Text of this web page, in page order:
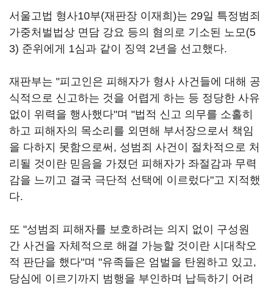
서울고법 형사10부(재판장 이재희)는 29일 특정범죄
가중처벌법상 면담 강요 등의 혐의로 기소된 노모(5
3) 준위에게 1심과 같이 징역 2년을 선고했다.
재판부는 "피고인은 피해자가 형사 사건들에 대해 공
식적으로 신고하는 것을 어렵게 하는 등 정당한 사유
없이 위력을 행사했다"며 "법적 신고 의무를 소홀히
하고 피해자의 목소리를 외면해 부서장으로서 책임
을 다하지 못함으로써, 성범죄 사건이 절차적으로 처
리될 것이란 믿음을 가졌던 피해자가 좌절감과 무력
감을 느끼고 결국 극단적 선택에 이르렀다"고 지적했
다.
또 "성범죄 피해자를 보호하려는 의지 없이 구성원
간 사건을 자체적으로 해결 가능할 것이란 시대착오
적 판단을 했다"며 "유족들은 엄벌을 탄원하고 있고,
당심에 이르기까지 범행을 부인하며 납득하기 어려